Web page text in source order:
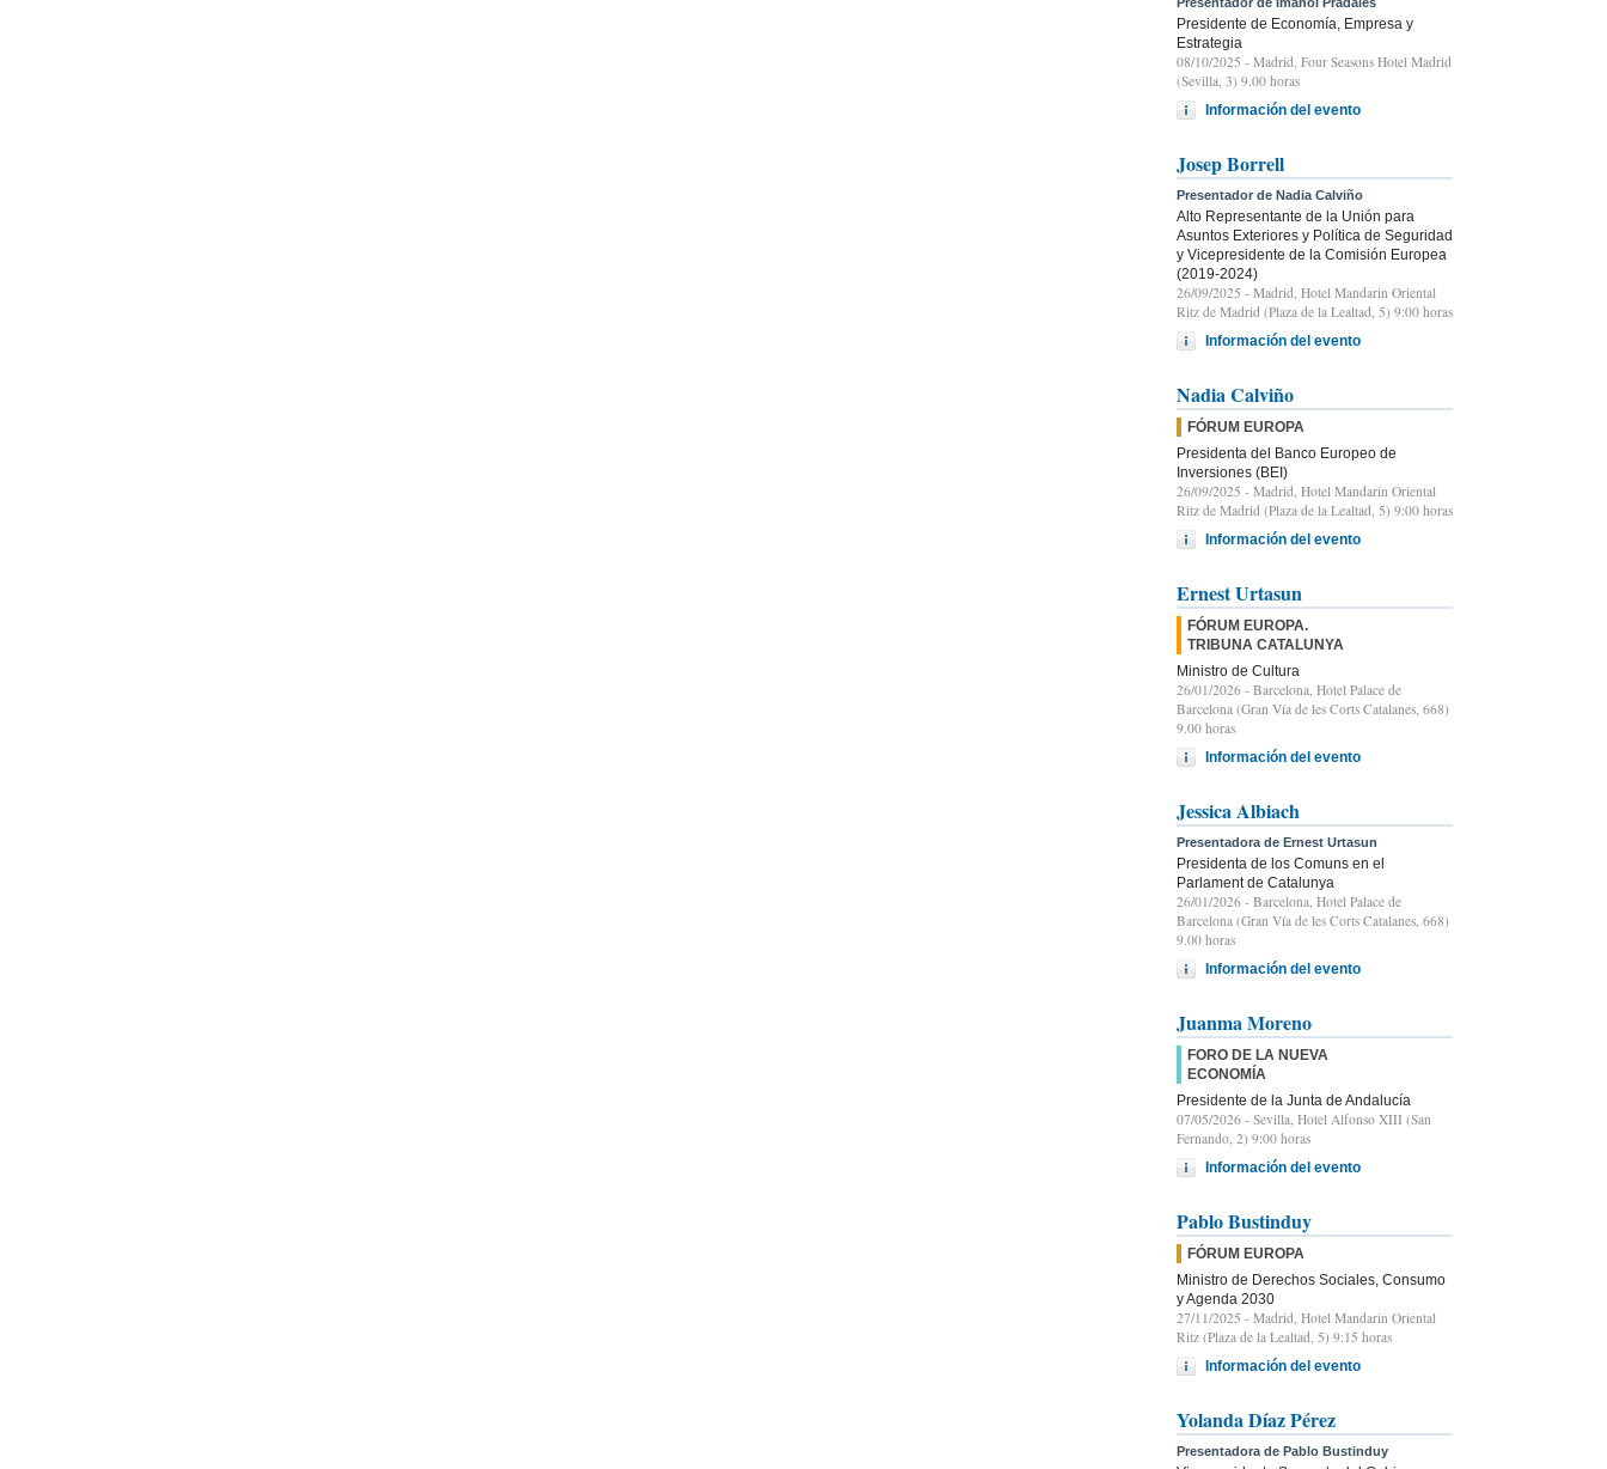
Presidente de Economía, Empresa y
Estrategia
08/10/2025 - Madrid, Four Seasons Hotel Madrid
(Sevilla, 3) 9.00 horas
Información del evento
Josep Borrell
Presentador de Nadia Calviño
Alto Representante de la Unión para
Asuntos Exteriores y Política de Seguridad
y Vicepresidente de la Comisión Europea
(2019-2024)
26/09/2025 - Madrid, Hotel Mandarin Oriental
Ritz de Madrid (Plaza de la Lealtad, 5) 9:00 horas
Información del evento
Nadia Calviño
FÓRUM EUROPA
Presidenta del Banco Europeo de
Inversiones (BEI)
26/09/2025 - Madrid, Hotel Mandarin Oriental
Ritz de Madrid (Plaza de la Lealtad, 5) 9:00 horas
Información del evento
Ernest Urtasun
FÓRUM EUROPA.
TRIBUNA CATALUNYA
Ministro de Cultura
26/01/2026 - Barcelona, Hotel Palace de
Barcelona (Gran Vía de les Corts Catalanes, 668)
9.00 horas
Información del evento
Jessica Albiach
Presentadora de Ernest Urtasun
Presidenta de los Comuns en el
Parlament de Catalunya
26/01/2026 - Barcelona, Hotel Palace de
Barcelona (Gran Vía de les Corts Catalanes, 668)
9.00 horas
Información del evento
Juanma Moreno
FORO DE LA NUEVA
ECONOMÍA
Presidente de la Junta de Andalucía
07/05/2026 - Sevilla, Hotel Alfonso XIII (San
Fernando, 2) 9:00 horas
Información del evento
Pablo Bustinduy
FÓRUM EUROPA
Ministro de Derechos Sociales, Consumo
y Agenda 2030
27/11/2025 - Madrid, Hotel Mandarin Oriental
Ritz (Plaza de la Lealtad, 5) 9:15 horas
Información del evento
Yolanda Díaz Pérez
Presentadora de Pablo Bustinduy